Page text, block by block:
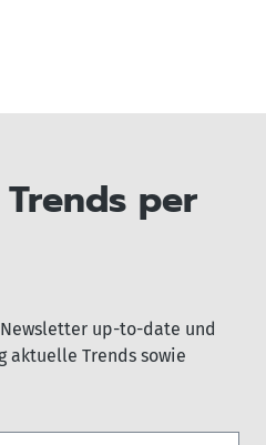
per
up-to-date und
aktuelle Trends sowie